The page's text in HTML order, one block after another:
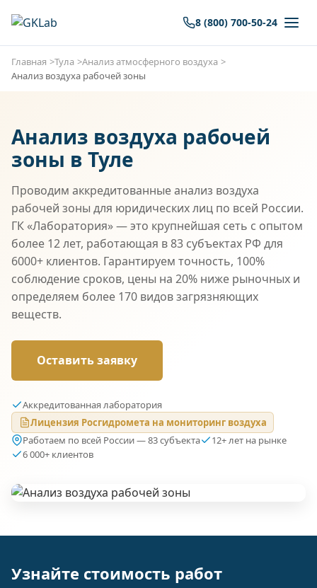
8 (800) 700-50-24
Главная Тула
Анализ атмосферного воздуха
Анализ воздуха рабочей зоны
Анализ воздуха рабочей
зоны в Туле
Проводим аккредитованные анализ воздуха
рабочей зоны для юридических лиц по всей России.
ГК «Лаборатория» — это крупнейшая сеть с опытом
более 12 лет, работающая в 83 субъектах РФ для
6000+ клиентов. Гарантируем точность, 100%
соблюдение сроков, цены на 20% ниже рыночных и
определяем более 170 видов загрязняющих
веществ.
Оставить заявку
Аккредитованная лаборатория
Лицензия Росгидромета на мониторинг воздуха
Работаем по всей России — 83 субъекта
12+ лет на рынке
6 000+ клиентов
Узнайте стоимость работ